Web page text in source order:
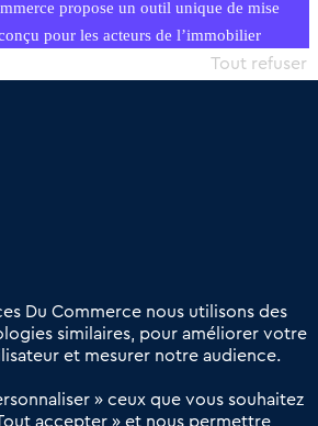
propose un outil unique de mise
pour les acteurs de l’immobilier
territoriales, simple et intégrant
Du Commerce nous utilisons des
similaires, pour améliorer votre
et mesurer notre audience.
» ceux que vous souhaitez
accepter » et nous permettre
Tout refuser